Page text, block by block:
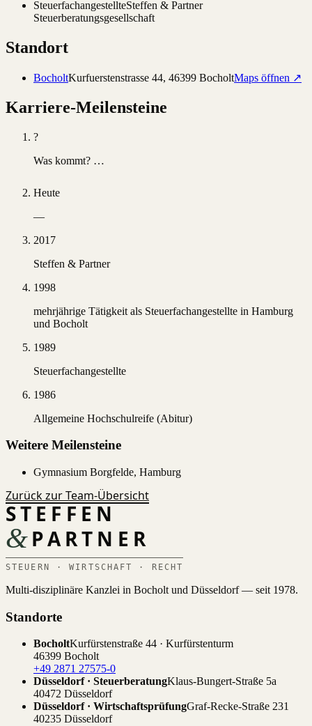
SteuerfachangestellteSteffen & Partner
Steuerberatungsgesellschaft
Standort
BocholtKurfuerstenstrasse 44, 46399 BocholtMaps öffnen ↗
Karriere-Meilensteine
?
Was kommt? …
Heute
—
2017
Steffen & Partner
1998
mehrjährige Tätigkeit als Steuerfachangestellte in Hamburg
und Bocholt
1989
Steuerfachangestellte
1986
Allgemeine Hochschulreife (Abitur)
Weitere Meilensteine
Gymnasium Borgfelde, Hamburg
Zurück zur Team-Übersicht
STEFFEN
&PARTNER
STEUERN · WIRTSCHAFT · RECHT
Multi-disziplinäre Kanzlei in Bocholt und Düsseldorf — seit 1978.
Standorte
BocholtKurfürstenstraße 44 · Kurfürstenturm
46399 Bocholt
+49 2871 27575-0
Düsseldorf · SteuerberatungKlaus-Bungert-Straße 5a
40472 Düsseldorf
Düsseldorf · WirtschaftsprüfungGraf-Recke-Straße 231
40235 Düsseldorf